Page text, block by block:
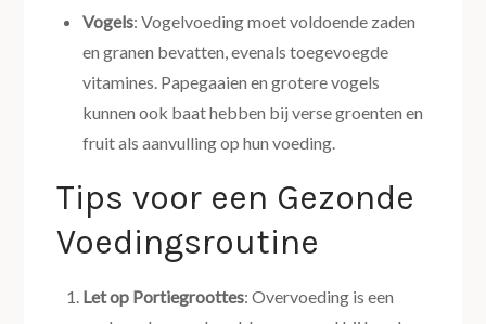
Vogels: Vogelvoeding moet voldoende zaden
en granen bevatten, evenals toegevoegde
vitamines. Papegaaien en grotere vogels
kunnen ook baat hebben bij verse groenten en
fruit als aanvulling op hun voeding.
Tips voor een Gezonde
Voedingsroutine
Let op Portiegroottes: Overvoeding is een